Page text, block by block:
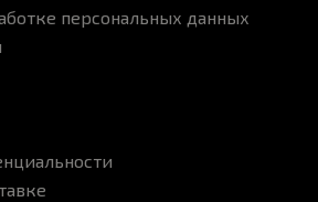
персональных данных